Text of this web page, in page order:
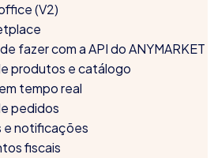
(V2)
fazer com a API do ANYMARKET
produtos e catálogo
tempo real
pedidos
e notificações
fiscais